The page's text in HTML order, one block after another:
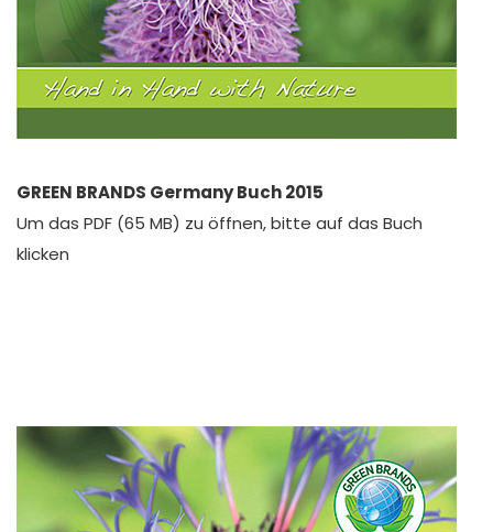
GREEN BRANDS Germany Buch 2015
Um das PDF (65 MB) zu öffnen, bitte auf das Buch
klicken